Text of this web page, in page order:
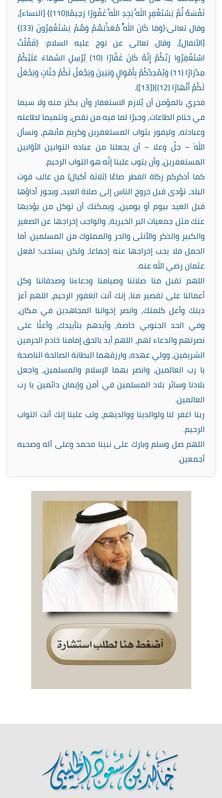
نَفْسَهُ ثُمَّ يَسْتَغْفِرِ اللَّهَ يَجِدِ اللَّهَ غَفُورًا رَحِيمًا(110)} [النساء]،
وقال تعالى:{وَمَا كَانَ اللَّهُ مُعَذِّبَهُمْ وَهُمْ يَسْتَغْفِرُونَ (33)}
[الأنفال]، وقال تعالى عن نوح عليه السلام: {فَقُلْتُ
اسْتَغْفِرُوا رَبَّكُمْ إِنَّهُ كَانَ غَفَّارًا (10) يُرْسِلِ السَّمَاءَ عَلَيْكُمْ
مِدْرَارًا (11) وَيُمْدِدْكُمْ بِأَمْوَالٍ وَبَنِينَ وَيَجْعَلْ لَكُمْ جَنَّاتٍ وَيَجْعَلْ
لَكُمْ أَنْهَارًا (12)}([13]).
فحري بالمؤمن أن يُلازم الاستغفار وأن يكثر منه ولا سيما
في ختام الطاعات، وجبرًا لما فيه من نقص، وتتميما لطاعته
وعبادته، وليفوز بثواب المستغفرين وكريم مآبهم، ونسأل
اللهَ – جلَّ وعلا – أن يجعلنا من عباده التوابين الأوّابين
المستغفرين، وأن يتوب علينا إنَّه هو التواب الرحيم.
كما أذكركم زكاة الفطر صاعًا (ثلاثة أكيال) من غالب قوت
البلد، تؤدى قبل خروج الناس إلى صلاة العيد، ويجوز أداؤها
قبل العيد بيوم أو يومين، ويمكنك أن توكل من يؤديها
عنك مثل جمعيات البر الخيرية، والواجب إخراجها عن الصغير
والكبير والذكر والأنثى والحر والمملوك من المسلمين. أما
الحمل فلا يجب إخراجها عنه إجماعا، ولكن يستحب؛ لفعل
عثمان رضي الله عنه.
اللهم تقبل منا صلاتنا وصيامنا ودعاءنا وصدقاتنا وكل
أعمالنا على تقصير منا، إنك أنت الغفور الرحيم، اللهم أعز
دينك وأعل كلمتك، وانصر إخواننا المجاهدين في مكان،
وفي الحد الجنوبي خاصة، وأيدهم بتأييدك، وأعنَّا على
نصرتهم والدعاء لهم، اللهم أيد بالحق إمامنا خادم الحرمين
الشريفين، وولي عهده، وارزقهما البطانة الصالحة الناصحة
يا رب العالمين، وانصر بهما الإسلام والمسلمين، واجعل
بلادنا وسائر بلاد المسلمين في أمن وإيمان دائمين يا رب
العالمين.
ربنا اغفر لنا ولوالدينا ووالديهم، وتب علينا إنك أنت التواب
الرحيم.
اللهم صل وسلم وبارك على نبينا محمد وعلى آله وصحبه
أجمعين.